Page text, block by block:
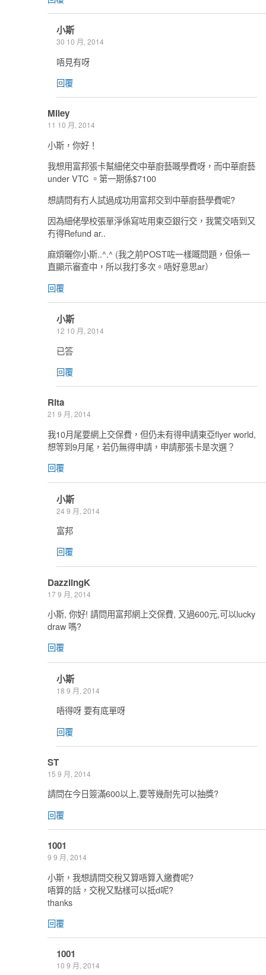
小斯
30 10 月, 2014
唔見有呀
回覆
Miley
11 10 月, 2014
小斯，你好！
我想用富邦張卡幫細佬交中華廚藝嘅學費呀，而中華廚藝
under VTC 。第一期係$7100
想請問有冇人試過成功用富邦交到中華廚藝學費呢?
因為細佬學校張單淨係寫咗用東亞銀行交，我驚交唔到又
冇得Refund ar..
麻煩曬你小斯..^.^ (我之前POST咗一樣嘅問題，但係一
直顯示審查中，所以我打多次。唔好意思ar）
回覆
小斯
12 10 月, 2014
已答
回覆
Rita
21 9 月, 2014
我10月尾要網上交保費，但仍未有得申請東亞flyer world,
想等到9月尾，若仍無得申請，申請那張卡是次選？
回覆
小斯
24 9 月, 2014
富邦
回覆
DazzlingK
17 9 月, 2014
小斯, 你好! 請問用富邦網上交保費, 又過600元,可以lucky
draw 嗎?
回覆
小斯
18 9 月, 2014
唔得呀 要有底單呀
回覆
ST
15 9 月, 2014
請問在今日簽滿600以上,要等幾耐先可以抽獎?
回覆
1001
9 9 月, 2014
小斯，我想請問交稅又算唔算入繳費呢?
唔算的話，交稅又點樣可以抵d呢?
thanks
回覆
1001
10 9 月, 2014